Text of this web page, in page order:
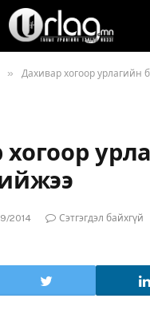
» Дахивар хогоор урлагийн
2014
Сэтгэгдэл байхгүй